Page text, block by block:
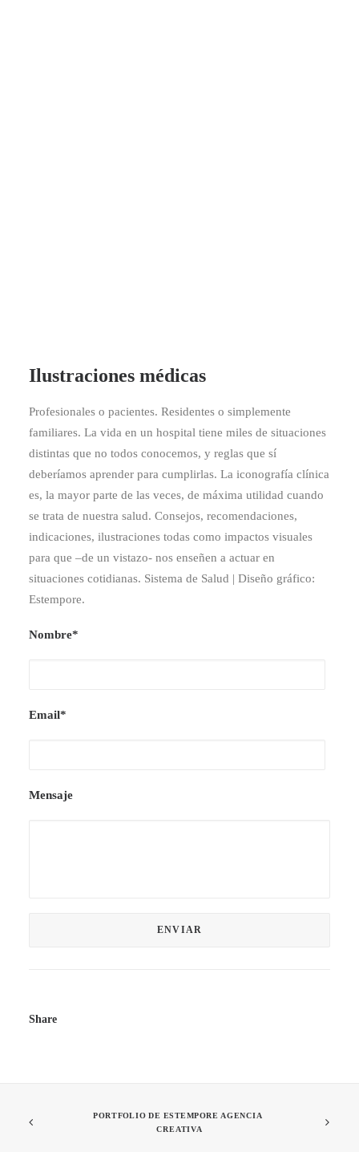
Ilustraciones médicas
Profesionales o pacientes. Residentes o simplemente
familiares. La vida en un hospital tiene miles de situaciones
distintas que no todos conocemos, y reglas que sí
deberíamos aprender para cumplirlas. La iconografía clínica
es, la mayor parte de las veces, de máxima utilidad cuando
se trata de nuestra salud. Consejos, recomendaciones,
indicaciones, ilustraciones todas como impactos visuales
para que –de un vistazo- nos enseñen a actuar en
situaciones cotidianas. Sistema de Salud | Diseño gráfico:
Estempore.
Nombre*
Email*
Mensaje
Share
PORTFOLIO DE ESTEMPORE AGENCIA
CREATIVA